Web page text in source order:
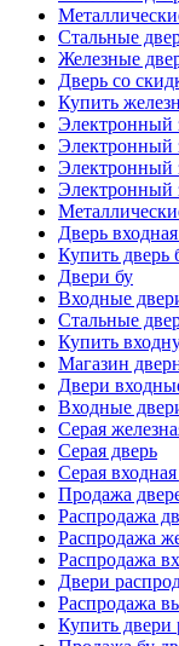
Стальные
Железные
Дверь со
Купить
Электронный
Электронный
Электронный
Электронный
Дверь
Купить дверь
Двери бу
Входные
Стальные
Купить
Магазин
Двери
Входные
Серая
Серая дверь
Серая
Продажа
Распродажа
Распродажа
Распродажа
Двери
Распродажа
Купить двери